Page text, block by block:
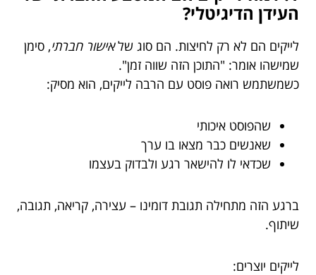
העידן הדיגיטלי?
לייקים הם לא רק לחיצות. הם סוג שלאישור חברתי, סימן
שמישהו אומר: "התוכן הזה שווה זמן".
כשמשתמש רואה פוסט עם הרבה לייקים, הוא מסיק:
שהפוסט איכותי
שאנשים כבר מצאו בו ערך
שכדאי לו להישאר רגע ולבדוק בעצמו
ברגע הזה מתחילה תגובת דומינו – עצירה, קריאה, תגובה,
שיתוף.
לייקים יוצרים: